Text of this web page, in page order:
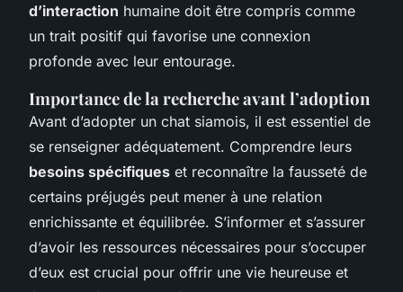
d’interaction humaine doit être compris comme
un trait positif qui favorise une connexion
profonde avec leur entourage.
Importance de la recherche avant l’adoption
Avant d’adopter un chat siamois, il est essentiel de
se renseigner adéquatement. Comprendre leurs
besoins spécifiques et reconnaître la fausseté de
certains préjugés peut mener à une relation
enrichissante et équilibrée. S’informer et s’assurer
d’avoir les ressources nécessaires pour s’occuper
d’eux est crucial pour offrir une vie heureuse et